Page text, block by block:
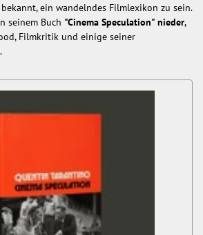
ein wandelndes Filmlexikon zu sein.
seinem Buch "Cinema Speculation" nieder,
Filmkritik und einige seiner